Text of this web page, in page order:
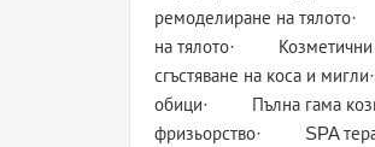
ремоделиране на
на тялото·
сгъстяване на коса и
обици· Пълна гама
фризьорство· SPA